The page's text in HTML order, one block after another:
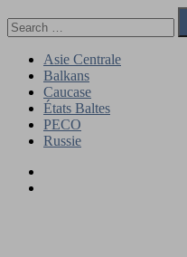
to
for:
Asie Centrale
Balkans
Caucase
États Baltes
PECO
Russie